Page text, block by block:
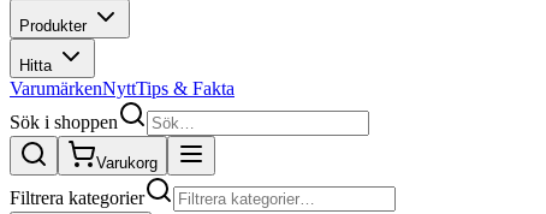
Produkter
Hitta
VarumärkenNyttTips & Fakta
Sök i shoppen
Varukorg
Filtrera kategorier